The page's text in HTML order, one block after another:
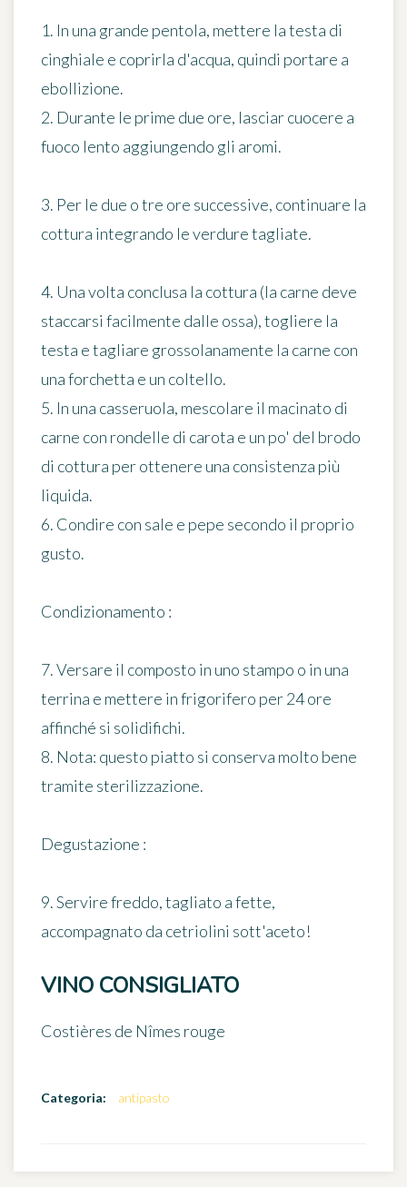
1. In una grande pentola, mettere la testa di
cinghiale e coprirla d'acqua, quindi portare a
ebollizione.
2. Durante le prime due ore, lasciar cuocere a
fuoco lento aggiungendo gli aromi.
3. Per le due o tre ore successive, continuare la
cottura integrando le verdure tagliate.
4. Una volta conclusa la cottura (la carne deve
staccarsi facilmente dalle ossa), togliere la
testa e tagliare grossolanamente la carne con
una forchetta e un coltello.
5. In una casseruola, mescolare il macinato di
carne con rondelle di carota e un po' del brodo
di cottura per ottenere una consistenza più
liquida.
6. Condire con sale e pepe secondo il proprio
gusto.
Condizionamento :
7. Versare il composto in uno stampo o in una
terrina e mettere in frigorifero per 24 ore
affinché si solidifichi.
8. Nota: questo piatto si conserva molto bene
tramite sterilizzazione.
Degustazione :
9. Servire freddo, tagliato a fette,
accompagnato da cetriolini sott'aceto!
VINO CONSIGLIATO
Costières de Nîmes rouge
Categoria: antipasto